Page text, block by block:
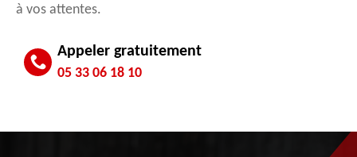
à vos attentes.
Appeler gratuitement
05 33 06 18 10